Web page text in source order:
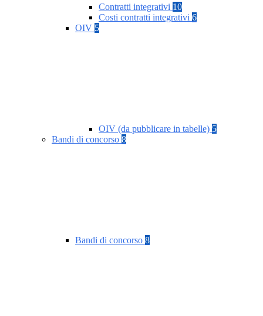
Contratti integrativi 10
Costi contratti integrativi 6
OIV 5
OIV (da pubblicare in tabelle) 5
Bandi di concorso 8
Bandi di concorso 8